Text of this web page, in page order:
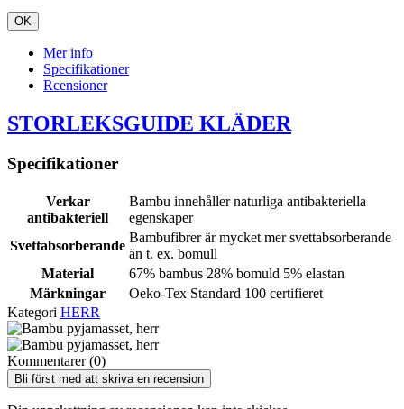
OK
Mer info
Specifikationer
Rcensioner
STORLEKSGUIDE KLÄDER
Specifikationer
Verkar
antibakteriell
Bambu innehåller naturliga antibakteriella
egenskaper
Svettabsorberande
Bambufibrer är mycket mer svettabsorberande
än t. ex. bomull
Material
67% bambus 28% bomuld 5% elastan
Märkningar
Oeko-Tex Standard 100 certifieret
Kategori HERR
Kommentarer (0)
Bli först med att skriva en recension